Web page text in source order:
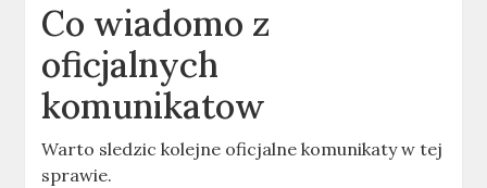
Co wiadomo z
oficjalnych
komunikatow
Warto sledzic kolejne oficjalne komunikaty w tej
sprawie.